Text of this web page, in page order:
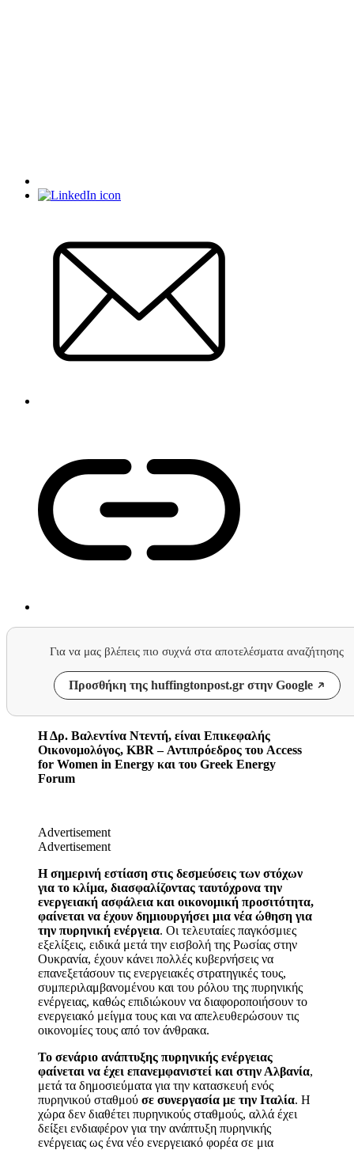
Για να μας βλέπεις πιο συχνά στα αποτελέσματα αναζήτησης
Προσθήκη της huffingtonpost.gr στην Google
Η Δρ. Βαλεντίνα Ντεντή, είναι Επικεφαλής
Οικονομολόγος, KBR – Αντιπρόεδρος του Access
for Women in Energy και του Greek Energy
Forum
Advertisement
Advertisement
Η σημερινή εστίαση στις δεσμεύσεις των στόχων
για το κλίμα, διασφαλίζοντας ταυτόχρονα την
ενεργειακή ασφάλεια και οικονομική προσιτότητα,
φαίνεται να έχουν δημιουργήσει μια νέα ώθηση για
την πυρηνική ενέργεια. Οι τελευταίες παγκόσμιες
εξελίξεις, ειδικά μετά την εισβολή της Ρωσίας στην
Ουκρανία, έχουν κάνει πολλές κυβερνήσεις να
επανεξετάσουν τις ενεργειακές στρατηγικές τους,
συμπεριλαμβανομένου και του ρόλου της πυρηνικής
ενέργειας, καθώς επιδιώκουν να διαφοροποιήσουν το
ενεργειακό μείγμα τους και να απελευθερώσουν τις
οικονομίες τους από τον άνθρακα.
Το σενάριο ανάπτυξης πυρηνικής ενέργειας
φαίνεται να έχει επανεμφανιστεί και στην Αλβανία,
μετά τα δημοσιεύματα για την κατασκευή ενός
πυρηνικού σταθμού σε συνεργασία με την Ιταλία. Η
χώρα δεν διαθέτει πυρηνικούς σταθμούς, αλλά έχει
δείξει ενδιαφέρον για την ανάπτυξη πυρηνικής
ενέργειας ως ένα νέο ενεργειακό φορέα σε μια